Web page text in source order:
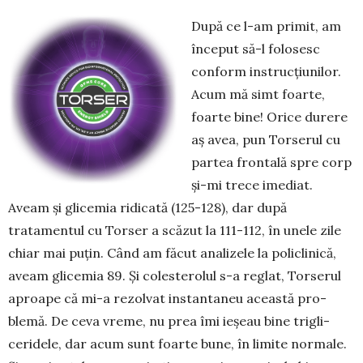
După ce l-am primit, am
început să-l folosesc
conform instrucţiunilor.
Acum mă simt foarte,
foarte bine! Orice durere
aş avea, pun Torserul cu
partea frontală spre corp
şi-mi trece imediat.
Aveam şi gli­cemia ridicată (125-128), dar după
tratamentul cu Torser a scăzut la 111-112, în unele zile
chiar mai puţin. Când am făcut analizele la policlinică,
aveam glicemia 89. Şi colesterolul s-a reglat, Torserul
aproape că mi-a rezolvat instantaneu această pro­
blemă. De ceva vreme, nu prea îmi ieşeau bine trigli­
ceridele, dar acum sunt foarte bune, în limite normale.